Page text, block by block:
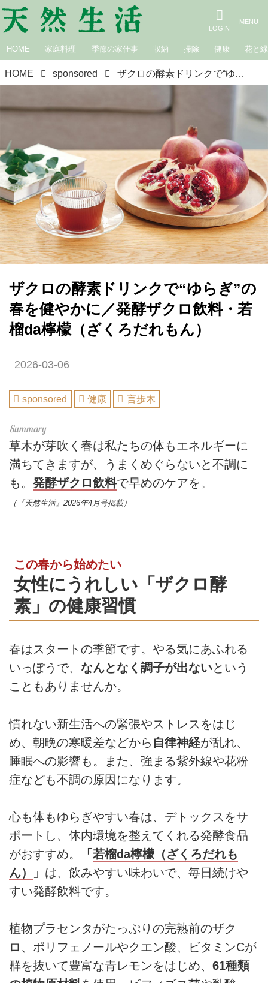
HOME 家庭料理 季節の家仕事 収納 掃除 健康 花と緑
HOME sponsored ザクロの酵素ドリンクで“ゆらぎ”の春を健やかに／発酵ザクロ飲料・若榴da檸檬（ざくろだれもん）
ザクロの酵素ドリンクで“ゆらぎ”の
春を健やかに／発酵ザクロ飲料・若
榴da檸檬（ざくろだれもん）
2026-03-06
sponsored 健康 言歩木
草木が芽吹く春は私たちの体もエネルギーに
満ちてきますが、うまくめぐらないと不調に
も。 発酵ザクロ飲料で早めのケアを。
（『天然生活』2026年4月号掲載）
この春から始めたい
女性にうれしい「ザクロ酵
素」の健康習慣
春はスタートの季節です。やる気にあふれる
いっぽうで、 なんとなく調子が出ないという
こともありませんか。
慣れない新生活への緊張やストレスをはじ
め、朝晩の寒暖差などから 自律神経が乱れ、
睡眠への影響も。また、強まる紫外線や花粉
症なども不調の原因になります。
心も体もゆらぎやすい春は、デトックスをサ
ポートし、体内環境を整えてくれる発酵食品
がおすすめ。
「 若榴da檸檬（ざくろだれも
ん）
」 は、飲みやすい味わいで、毎日続けや
すい発酵飲料です。
植物プラセンタがたっぷりの完熟前のザク
ロ、ポリフェノールやクエン酸、ビタミンCが
群を抜いて豊富な青レモンをはじめ、 61種類